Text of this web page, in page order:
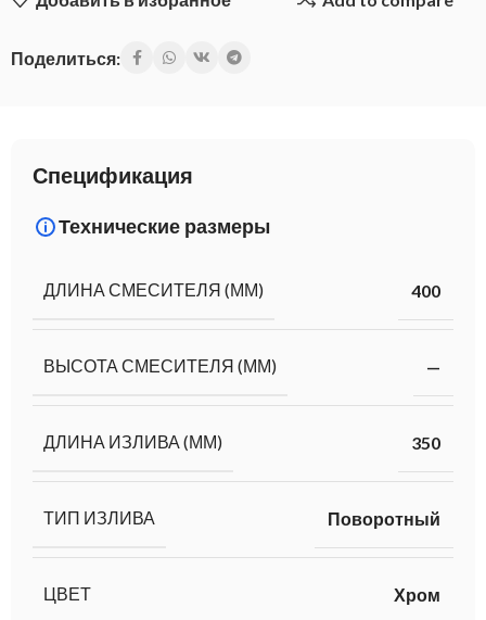
Поделиться:
Спецификация
Технические размеры
ДЛИНА СМЕСИТЕЛЯ (ММ) 400
ВЫСОТА СМЕСИТЕЛЯ (ММ) —
ДЛИНА ИЗЛИВА (ММ) 350
ТИП ИЗЛИВА Поворотный
ЦВЕТ Хром